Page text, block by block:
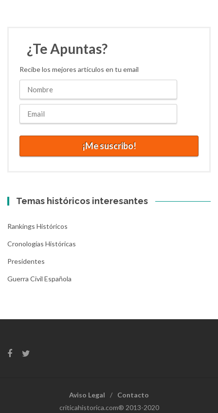
¿Te Apuntas?
Recibe los mejores artículos en tu email
Temas históricos interesantes
Rankings Históricos
Cronologías Históricas
Presidentes
Guerra Civil Española
Aviso Legal
Contacto
criticahistorica.com® 2013-2020